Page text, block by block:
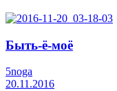
Быть-ё-моё
5noga
20.11.2016